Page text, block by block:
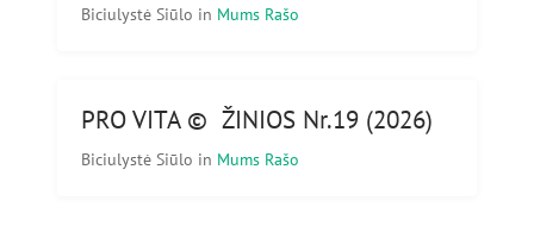
Biciulystė Siūlo in Mums Rašo
PRO VITA © ŽINIOS Nr.19 (2026)
Biciulystė Siūlo in Mums Rašo